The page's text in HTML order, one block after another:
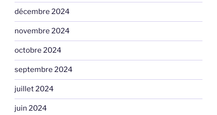
décembre 2024
novembre 2024
octobre 2024
septembre 2024
juillet 2024
juin 2024